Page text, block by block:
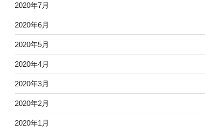
2020年7月
2020年6月
2020年5月
2020年4月
2020年3月
2020年2月
2020年1月